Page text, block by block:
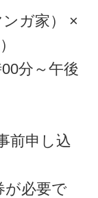
ガ家） ×
分～午後
前申し込
が必要で